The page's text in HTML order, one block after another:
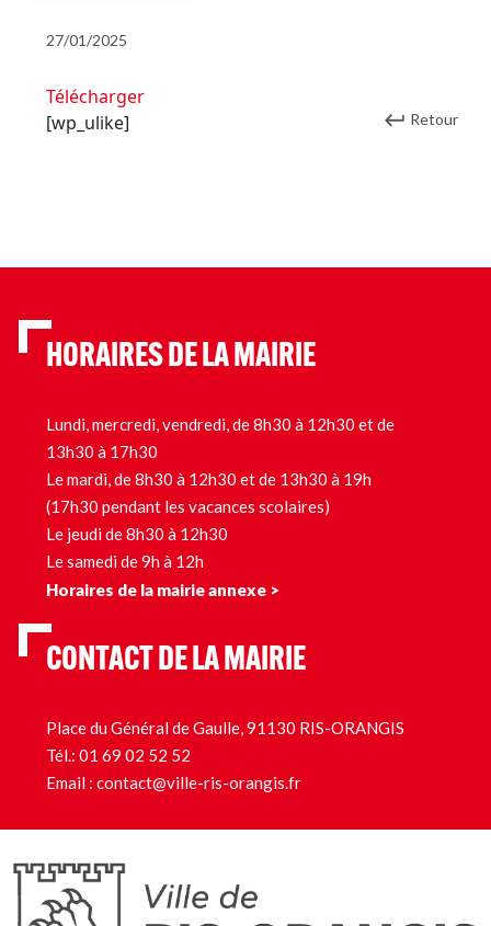
27/01/2025
Télécharger
[wp_ulike]
Retour
HORAIRES DE LA MAIRIE
Lundi, mercredi, vendredi, de 8h30 à 12h30 et de
13h30 à 17h30
Le mardi, de 8h30 à 12h30 et de 13h30 à 19h
(17h30 pendant les vacances scolaires)
Le jeudi de 8h30 à 12h30
Le samedi de 9h à 12h
Horaires de la mairie annexe >
CONTACT DE LA MAIRIE
Place du Général de Gaulle, 91130 RIS-ORANGIS
Tél.: 01 69 02 52 52
Email : contact@ville-ris-orangis.fr